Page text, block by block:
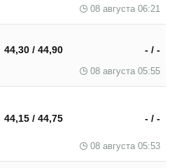
08 августа 06:21
44,30 / 44,90 - / -
08 августа 05:55
44,15 / 44,75 - / -
08 августа 05:53